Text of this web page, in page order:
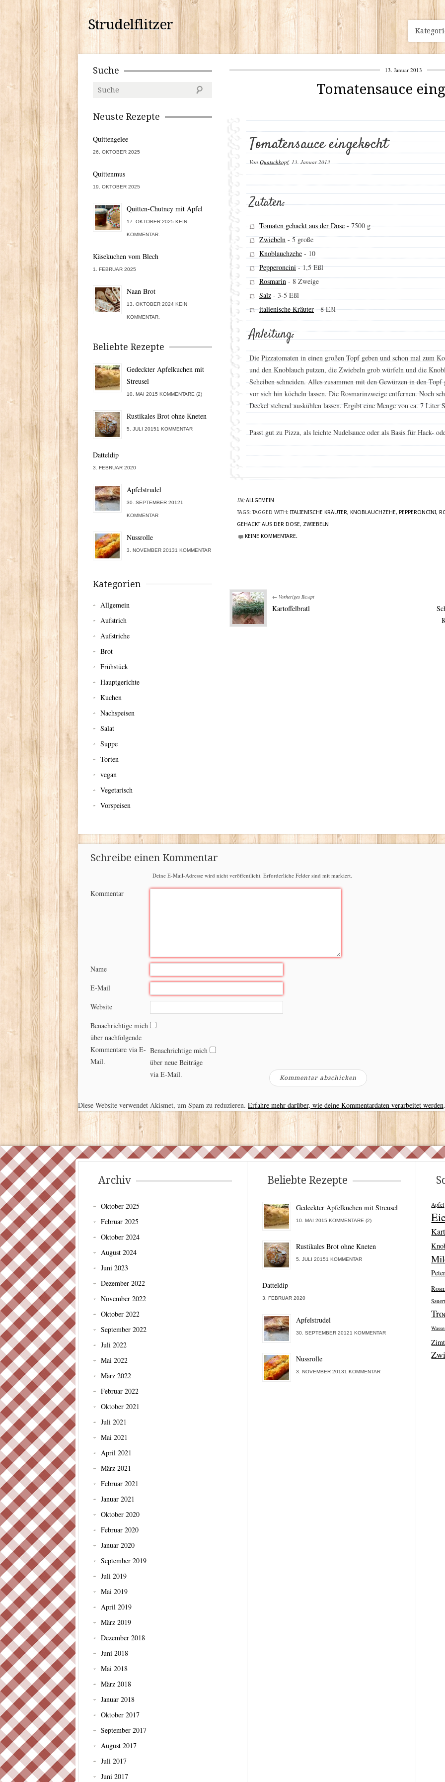
Strudelflitzer
13. Januar 2013
Tomatensauce
Tomatensauce eingekocht
Von Quatschkopf, 13. Januar 2013
Zutaten:
Tomaten gehackt aus der Dose-7500 g
Zwiebeln - 5 große
Knoblauchzehe - 10
Pepperoncini - 1,5 Eßl
Rosmarin-8 Zweige
Salz - 3-5 Eßl
italienische Kräuter -8 Eßl
Anleitung:
Die Pizzatomaten in einen großen Topf geben und schon mal zum
und den Knoblauch putzen, die Zwiebeln grob würfeln und die
Scheiben schneiden. Alles zusammen mit den Gewürzen in den
vor sich hin köcheln lassen. Die Rosmarinzweige entfernen. Noch
Deckel stehend auskühlen lassen. Ergibt eine Menge von ca. 7 Liter
Passt gut zu Pizza, als leichte Nudelsauce oder als Basis für Hack-
IN: ALLGEMEIN
TAGS: TAGGED WITH: ITALIENISCHE KRÄUTER, KNOBLAUCHZEHE, PEPPERONCINI,
GEHACKT AUS DER DOSE, ZWIEBELN
KEINE KOMMENTARE.
← Vorheriges Rezept
Kartoffelbratl
Suche
Neuste Rezepte
Quittengelee
26. OKTOBER 2025
Quittenmus
19. OKTOBER 2025
Quitten-Chutney mit Apfel
17. OKTOBER 2025 KEIN
KOMMENTAR.
Käsekuchen vom Blech
1. FEBRUAR 2025
Naan Brot
13. OKTOBER 2024 KEIN
KOMMENTAR.
Beliebte Rezepte
Gedeckter Apfelkuchen mit
Streusel
10. MAI 2015 KOMMENTARE (2)
Rustikales Brot ohne Kneten
5. JULI 20151 KOMMENTAR
Datteldip
3. FEBRUAR 2020
Apfelstrudel
30. SEPTEMBER 20121
KOMMENTAR
Nussrolle
3. NOVEMBER 20131 KOMMENTAR
Kategorien
Allgemein
Aufstrich
Aufstriche
Brot
Frühstück
Hauptgerichte
Kuchen
Nachspeisen
Salat
Suppe
Torten
vegan
Vegetarisch
Vorspeisen
Schreibe einen Kommentar
Deine E-Mail-Adresse wird nicht veröffentlicht. Erforderliche Felder sind mit markiert.
Kommentar
Name
E-Mail
Website
Benachrichtige mich
über nachfolgende
Kommentare via E-
Mail.
Benachrichtige mich
über neue Beiträge
via E-Mail.
Diese Website verwendet Akismet, um Spam zu reduzieren. Erfahre mehr darüber, wie deine Kommentardaten verarbeitet werden.
Archiv
Oktober 2025
Februar 2025
Oktober 2024
August 2024
Juni 2023
Dezember 2022
November 2022
Oktober 2022
September 2022
Juli 2022
Mai 2022
März 2022
Februar 2022
Oktober 2021
Juli 2021
Mai 2021
April 2021
März 2021
Februar 2021
Januar 2021
Oktober 2020
Februar 2020
Januar 2020
September 2019
Juli 2019
Mai 2019
April 2019
März 2019
Dezember 2018
Juni 2018
Mai 2018
März 2018
Januar 2018
Oktober 2017
September 2017
August 2017
Juli 2017
Juni 2017
Beliebte Rezepte
Gedeckter Apfelkuchen mit Streusel
10. MAI 2015 KOMMENTARE (2)
Rustikales Brot ohne Kneten
5. JULI 20151 KOMMENTAR
Datteldip
3. FEBRUAR 2020
Apfelstrudel
30. SEPTEMBER 20121 KOMMENTAR
Nussrolle
3. NOVEMBER 20131 KOMMENTAR
Apfel
Zimt